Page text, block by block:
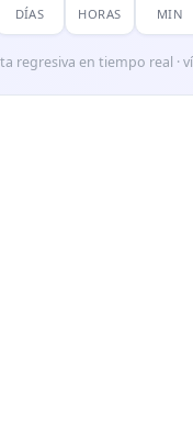
DÍAS HORAS MIN
regresiva en tiempo real ·